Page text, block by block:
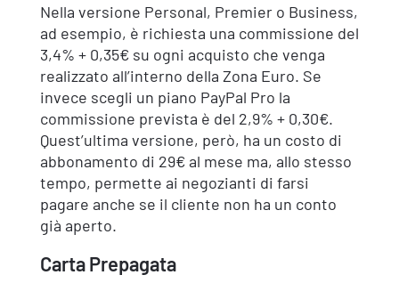
Nella versione Personal, Premier o Business,
ad esempio, è richiesta una commissione del
3,4% + 0,35€ su ogni acquisto che venga
realizzato all’interno della Zona Euro. Se
invece scegli un piano PayPal Pro la
commissione prevista è del 2,9% + 0,30€.
Quest’ultima versione, però, ha un costo di
abbonamento di 29€ al mese ma, allo stesso
tempo, permette ai negozianti di farsi
pagare anche se il cliente non ha un conto
già aperto.
Carta Prepagata